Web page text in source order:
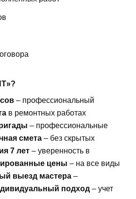
– профессиональный
в ремонтных работах
– профессиональные
смета – без скрытых
7 лет – уверенность в
цены – на все виды
выезд мастера –
подход – учет